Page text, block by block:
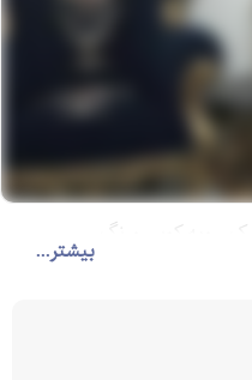
بیشتر...
.رویه کوبی ورنگ .